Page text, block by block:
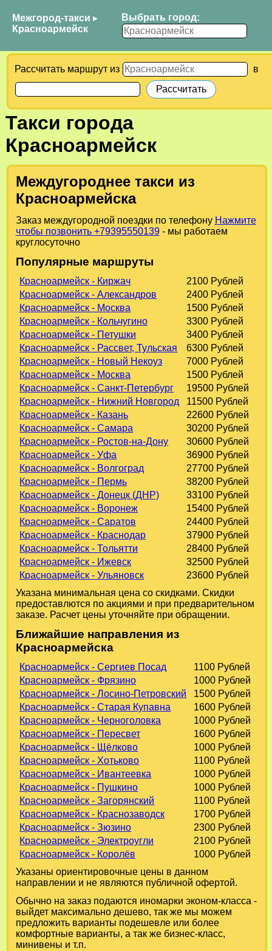
Межгород-такси ▸
Красноармейск
Выбрать город:
Рассчитать маршрут из в
Такси города
Красноармейск
Междугороднее такси из
Красноармейска
Заказ междугородной поездки по телефону Нажмите
чтобы позвонить +79395550139- мы работаем
круглосуточно
Популярные маршруты
Красноармейск - Киржач
2100 Рублей
Красноармейск - Александров
2400 Рублей
Красноармейск - Москва
1500 Рублей
Красноармейск - Кольчугино
3300 Рублей
Красноармейск - Петушки
3400 Рублей
Красноармейск - Рассвет, Тульская
6300 Рублей
Красноармейск - Новый Некоуз
7000 Рублей
Красноармейск - Москва
1500 Рублей
Красноармейск - Санкт-Петербург
19500 Рублей
Красноармейск - Нижний Новгород
11500 Рублей
Красноармейск - Казань
22600 Рублей
Красноармейск - Самара
30200 Рублей
Красноармейск - Ростов-на-Дону
30600 Рублей
Красноармейск - Уфа
36900 Рублей
Красноармейск - Волгоград
27700 Рублей
Красноармейск - Пермь
38200 Рублей
Красноармейск - Донецк (ДНР)
33100 Рублей
Красноармейск - Воронеж
15400 Рублей
Красноармейск - Саратов
24400 Рублей
Красноармейск - Краснодар
37900 Рублей
Красноармейск - Тольятти
28400 Рублей
Красноармейск - Ижевск
32500 Рублей
Красноармейск - Ульяновск
23600 Рублей
Указана минимальная цена со скидками. Скидки
предоставлются по акциями и при предварительном
заказе. Расчет цены уточняйте при обращении.
Ближайшие направления из
Красноармейска
Красноармейск - Сергиев Посад
1100 Рублей
Красноармейск - Фрязино
1000 Рублей
Красноармейск - Лосино-Петровский
1500 Рублей
Красноармейск - Старая Купавна
1600 Рублей
Красноармейск - Черноголовка
1000 Рублей
Красноармейск - Пересвет
1600 Рублей
Красноармейск - Щёлково
1000 Рублей
Красноармейск - Хотьково
1100 Рублей
Красноармейск - Ивантеевка
1000 Рублей
Красноармейск - Пушкино
1000 Рублей
Красноармейск - Загорянский
1100 Рублей
Красноармейск - Краснозаводск
1700 Рублей
Красноармейск - Зюзино
2300 Рублей
Красноармейск - Электроугли
2100 Рублей
Красноармейск - Королёв
1000 Рублей
Указаны ориентировочные цены в данном
направлении и не являются публичной офертой.
Обычно на заказ подаются иномарки эконом-класса -
выйдет максимально дешево, так же мы можем
предложить варианты подешевле или более
комфортные варианты, а так же бизнес-класс,
минивены и т.п.